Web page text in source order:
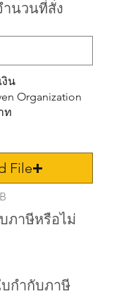
ำนวนที่สั่ง
น
Organization
ท
File
ภาษีหรือไม่
กำกับภาษี